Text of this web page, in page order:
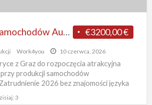
€3200,00 €
Produkcja samochodów Austria praca od zaraz bez znajomości języka fabryka Graz
Work4you 10 czerwca, 2026
z Graz do rozpoczęcia atrakcyjna
produkcji samochodów
2026 bez znajomości języka
3